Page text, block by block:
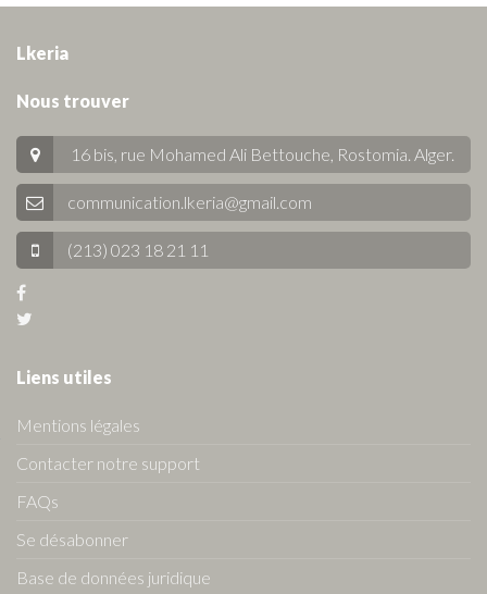
Lkeria
Nous trouver
16 bis, rue Mohamed Ali Bettouche, Rostomia. Alger.
communication.lkeria@gmail.com
(213) 023 18 21 11
Liens utiles
Mentions légales
Contacter notre support
FAQs
Se désabonner
Base de données juridique